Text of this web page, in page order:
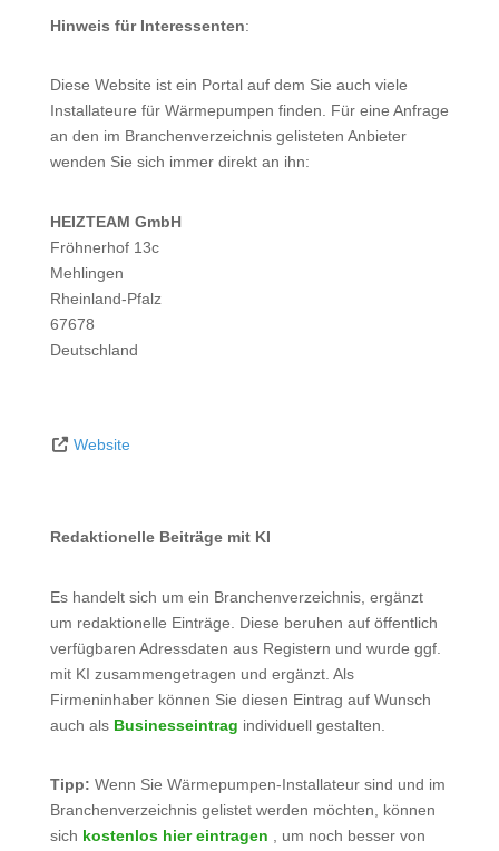
Hinweis für Interessenten:
Diese Website ist ein Portal auf dem Sie auch viele
Installateure für Wärmepumpen finden. Für eine Anfrage
an den im Branchenverzeichnis gelisteten Anbieter
wenden Sie sich immer direkt an ihn:
HEIZTEAM GmbH
Fröhnerhof 13c
Mehlingen
Rheinland-Pfalz
67678
Deutschland
Website
Redaktionelle Beiträge mit KI
Es handelt sich um ein Branchenverzeichnis, ergänzt
um redaktionelle Einträge. Diese beruhen auf öffentlich
verfügbaren Adressdaten aus Registern und wurde ggf.
mit KI zusammengetragen und ergänzt. Als
Firmeninhaber können Sie diesen Eintrag auf Wunsch
auch als Businesseintrag individuell gestalten.
Tipp: Wenn Sie Wärmepumpen-Installateur sind und im
Branchenverzeichnis gelistet werden möchten, können
sich kostenlos hier eintragen , um noch besser von